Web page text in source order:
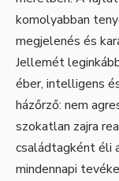
komolyabban
megjelenés és
Jellemét
éber, intelligens
házőrző: nem
szokatlan zajra
családtagként éli
mindennapi